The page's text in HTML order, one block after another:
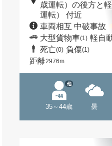
歳運転）の後方と
運転） 付近
車両相互 中破事故
大型貨物車(1) 軽自
死亡(0) 負傷(1)
距離2976m
35～44歳
他
曇